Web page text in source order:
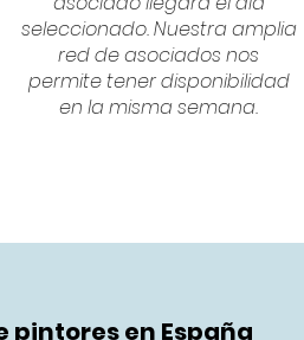
seleccionado. Nuestra amplia
red de asociados nos
permite tener disponibilidad
en la misma semana.
pintores en España